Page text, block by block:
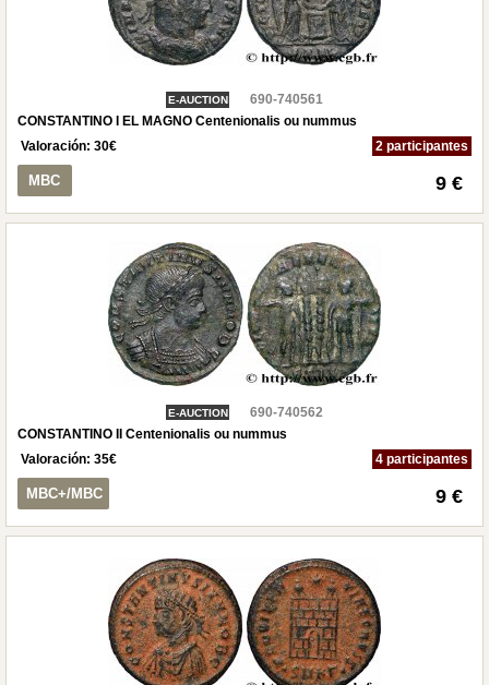
E-AUCTION
690-740561
CONSTANTINO I EL MAGNO Centenionalis ou nummus
Valoración: 30€ 2 participantes
MBC 9 €
E-AUCTION
690-740562
CONSTANTINO II Centenionalis ou nummus
Valoración: 35€ 4 participantes
MBC+/MBC 9 €